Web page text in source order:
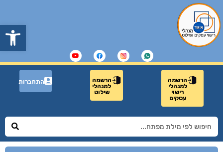
הרשמה
למנהלי
רישוי
עסקים
הרשמה
למנהלי
שילוט
התחברות